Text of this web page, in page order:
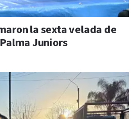
la sexta velada de
Juniors